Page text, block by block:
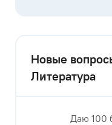
Новые
Литература
Даю 100